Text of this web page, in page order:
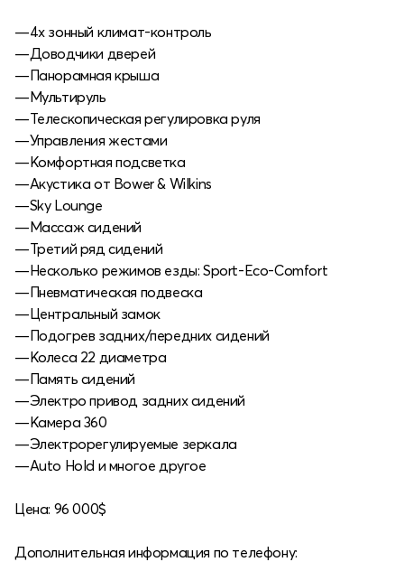
—4х зонный климат-контроль
—Доводчики дверей
—Панорамная крыша
—Мультируль
—Телескопическая регулировка руля
—Управления жестами
—Комфортная подсветка
—Акустика от Bower & Wilkins
—Sky Lounge
—Массаж сидений
—Третий ряд сидений
—Несколько режимов езды: Sport-Eco-Comfort
—Пневматическая подвеска
—Центральный замок
—Подогрев задних/передних сидений
—Колеса 22 диаметра
—Память сидений
—Электро привод задних сидений
—Камера 360
—Электрорегулируемые зеркала
—Auto Hold и многое другое
Цена: 96 000$
Дополнительная информация по телефону: